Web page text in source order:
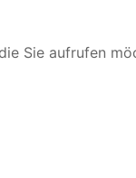
Sie aufrufen